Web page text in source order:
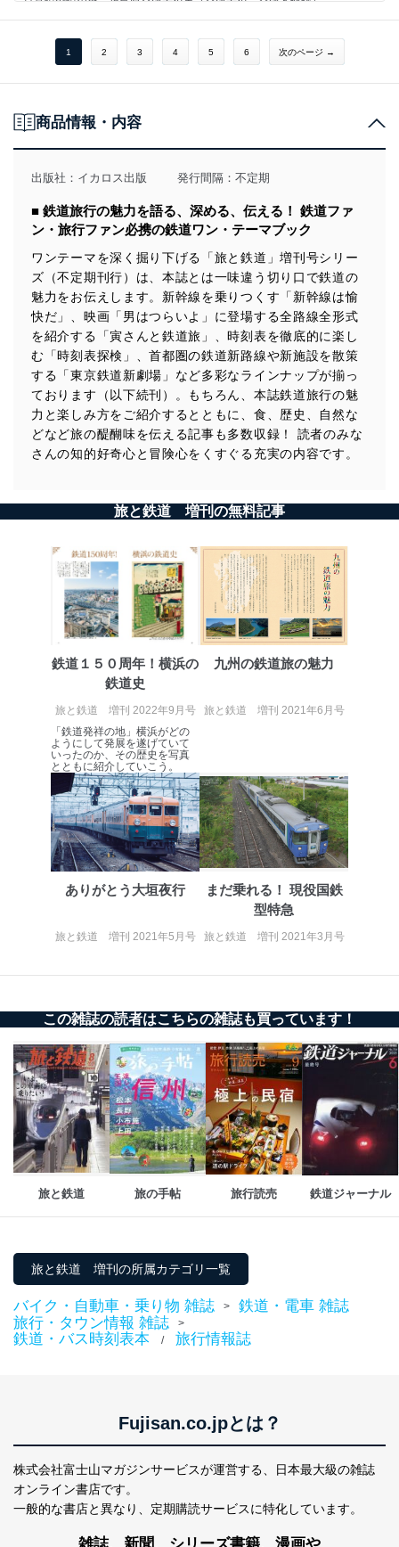
福島県会津美里町（会津本郷～新鶴駅）
福島県柳津町（会津柳津～滝谷駅）
福島県三島町（会津桧原～早戸駅）
福島県金山町（早戸～会津大塩駅）
新潟県魚沼市（大白川～小出駅）
只見線沿線宿泊ガイド
只見線沿線グルメ図鑑
只見線の96年史
空から見た只見線
只見線の記憶 1970～1971
1978～1997
只見線と私
只見線時刻表
只見線応援団になろう！
奥付／次号予告／バックナンバー／表4
1 2 3 4 5 6 次のページ →
商品情報・内容
出版社： イカロス出版 発行間隔：不定期
■ 鉄道旅行の魅力を語る、深める、伝える！ 鉄道ファ
ン・旅行ファン必携の鉄道ワン・テーマブック
ワンテーマを深く掘り下げる「旅と鉄道」増刊号シリー
ズ（不定期刊行）は、本誌とは一味違う切り口で鉄道の
魅力をお伝えします。新幹線を乗りつくす「新幹線は愉
快だ」、映画「男はつらいよ」に登場する全路線全形式
を紹介する「寅さんと鉄道旅」、時刻表を徹底的に楽し
む「時刻表探検」、首都圏の鉄道新路線や新施設を散策
する「東京鉄道新劇場」など多彩なラインナップが揃っ
ております（以下続刊）。もちろん、本誌鉄道旅行の魅
力と楽しみ方をご紹介するとともに、食、歴史、自然な
どなど旅の醍醐味を伝える記事も多数収録！ 読者のみな
さんの知的好奇心と冒険心をくすぐる充実の内容です。
旅と鉄道 増刊の無料記事
鉄道１５０周年！横浜の
鉄道史
旅と鉄道 増刊 2022年9月号
「鉄道発祥の地」横浜がどの
ようにして発展を遂げていて
いったのか、その歴史を写真
とともに紹介していこう。
九州の鉄道旅の魅力
旅と鉄道 増刊 2021年6月号
ありがとう大垣夜行
旅と鉄道 増刊 2021年5月号
まだ乗れる！ 現役国鉄
型特急
旅と鉄道 増刊 2021年3月号
この雑誌の読者はこちらの雑誌も買っています！
旅と鉄道 旅の手帖 旅行読売 鉄道ジャーナル
旅と鉄道 増刊の所属カテゴリ一覧
バイク・自動車・乗り物 雑誌 >
鉄道・電車 雑誌
旅行・タウン情報 雑誌
>
鉄道・バス時刻表本 / 旅行情報誌
Fujisan.co.jpとは？
株式会社富士山マガジンサービスが運営する、
日本最大級の雑誌
オンライン書店です。
一般的な書店と異なり、 定期購読サービスに特化しています。